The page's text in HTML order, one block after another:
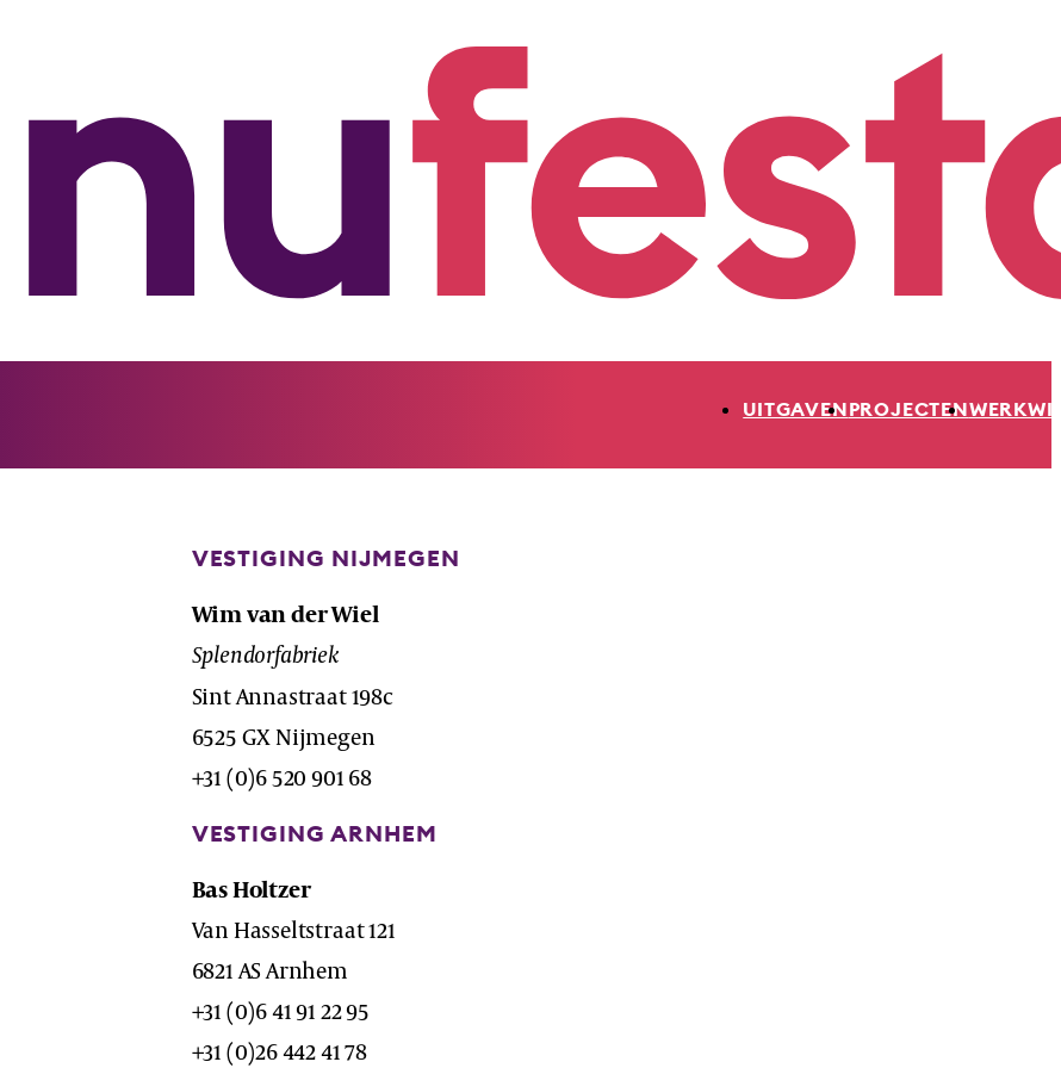
UITGAVENPROJECTEN
VESTIGING NIJMEGEN
Wim van der Wiel
Splendorfabriek
Sint Annastraat 198c
6525 GX Nijmegen
+31 (0)6 520 901 68
VESTIGING ARNHEM
Bas Holtzer
Van Hasseltstraat 121
6821 AS Arnhem
+31 (0)6 41 91 22 95
+31 (0)26 442 41 78